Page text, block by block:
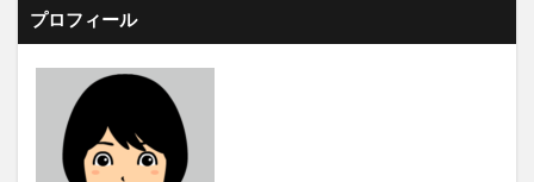
プロフィール